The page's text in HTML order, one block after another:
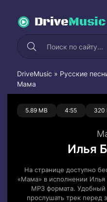
DriveMusic
DriveMusic » Русские
Мама
5.89 MB 4:55 320
0
Илья
На странице доступно
«Мама» в исполнении
MP3 формата.
прослушать трек перед